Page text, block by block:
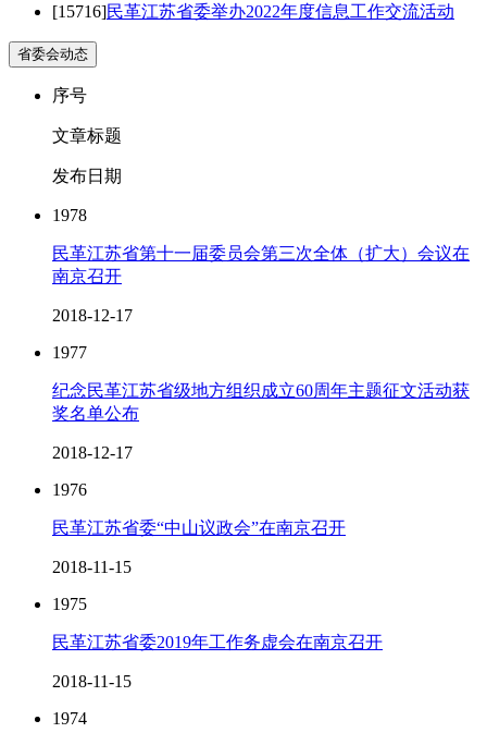
[15716]民革江苏省委举办2022年度信息工作交流活动
省委会动态
序号
文章标题
发布日期
1978
民革江苏省第十一届委员会第三次全体（扩大）会议在
南京召开
2018-12-17
1977
纪念民革江苏省级地方组织成立60周年主题征文活动获
奖名单公布
2018-12-17
1976
民革江苏省委“中山议政会”在南京召开
2018-11-15
1975
民革江苏省委2019年工作务虚会在南京召开
2018-11-15
1974